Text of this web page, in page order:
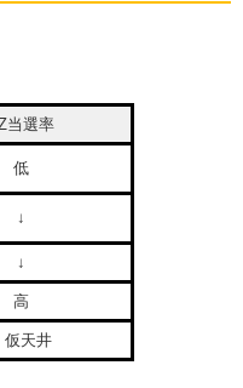
当選率
低
↓
↓
高
天井